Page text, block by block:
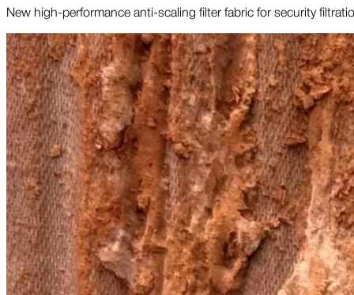
New high-performance anti-scaling filter fabric for security